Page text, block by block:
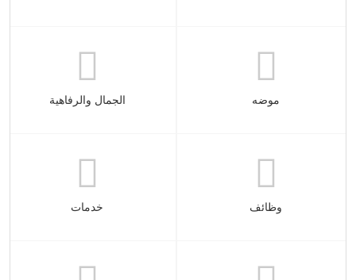
موضه الجمال والرفاهية
وظائف خدمات